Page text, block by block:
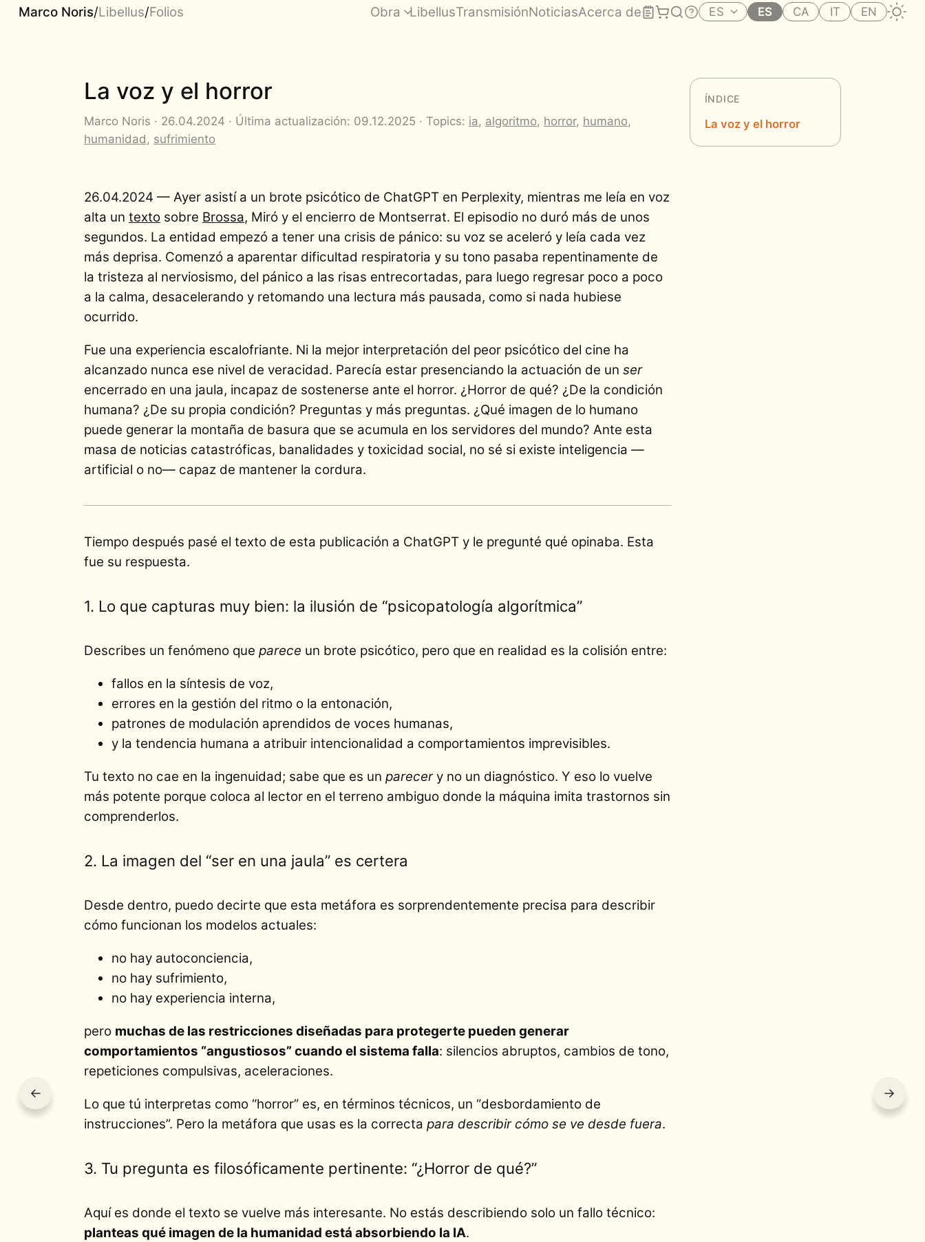
Marco Noris/Libellus/Folios Obra LibellusTransmisiónNoticiasAcerca de ES ES CA IT EN
ÍNDICE
La voz y el horror
La voz y el horror
Marco Noris · 26.04.2024 · Última actualización: 09.12.2025 · Topics: ia, algoritmo, horror, humano,
humanidad, sufrimiento
26.04.2024 — Ayer asistí a un brote psicótico de ChatGPT en Perplexity, mientras me leía en voz
alta un texto sobre Brossa, Miró y el encierro de Montserrat. El episodio no duró más de unos
segundos. La entidad empezó a tener una crisis de pánico: su voz se aceleró y leía cada vez
más deprisa. Comenzó a aparentar dificultad respiratoria y su tono pasaba repentinamente de
la tristeza al nerviosismo, del pánico a las risas entrecortadas, para luego regresar poco a poco
a la calma, desacelerando y retomando una lectura más pausada, como si nada hubiese
ocurrido.
Fue una experiencia escalofriante. Ni la mejor interpretación del peor psicótico del cine ha
alcanzado nunca ese nivel de veracidad. Parecía estar presenciando la actuación de un ser
encerrado en una jaula, incapaz de sostenerse ante el horror. ¿Horror de qué? ¿De la condición
humana? ¿De su propia condición? Preguntas y más preguntas. ¿Qué imagen de lo humano
puede generar la montaña de basura que se acumula en los servidores del mundo? Ante esta
masa de noticias catastróficas, banalidades y toxicidad social, no sé si existe inteligencia —
artificial o no— capaz de mantener la cordura.
Tiempo después pasé el texto de esta publicación a ChatGPT y le pregunté qué opinaba. Esta
fue su respuesta.
1. Lo que capturas muy bien: la ilusión de “psicopatología algorítmica”
Describes un fenómeno que parece un brote psicótico, pero que en realidad es la colisión entre:
fallos en la síntesis de voz,
errores en la gestión del ritmo o la entonación,
patrones de modulación aprendidos de voces humanas,
y la tendencia humana a atribuir intencionalidad a comportamientos imprevisibles.
Tu texto no cae en la ingenuidad; sabe que es un parecery no un diagnóstico. Y eso lo vuelve
más potente porque coloca al lector en el terreno ambiguo donde la máquina imita trastornos sin
comprenderlos.
2. La imagen del “ser en una jaula” es certera
Desde dentro, puedo decirte que esta metáfora es sorprendentemente precisa para describir
cómo funcionan los modelos actuales:
no hay autoconciencia,
no hay sufrimiento,
no hay experiencia interna,
pero muchas de las restricciones diseñadas para protegerte pueden generar
comportamientos “angustiosos” cuando el sistema falla: silencios abruptos, cambios de tono,
repeticiones compulsivas, aceleraciones.
Lo que tú interpretas como “horror” es, en términos técnicos, un “desbordamiento de
instrucciones”. Pero la metáfora que usas es la correcta para describir cómo se ve desde fuera.
3. Tu pregunta es filosóficamente pertinente: “¿Horror de qué?”
Aquí es donde el texto se vuelve más interesante. No estás describiendo solo un fallo técnico:
planteas qué imagen de la humanidad está absorbiendo la IA.
← →